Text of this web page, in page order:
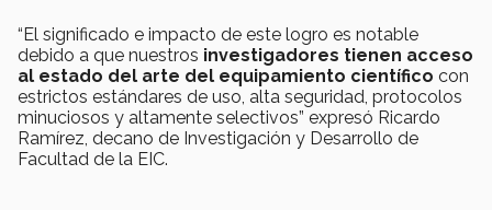
“El significado e impacto de este logro es notable
debido a que nuestros investigadores tienen acceso
al estado del arte del equipamiento científico con
estrictos estándares de uso, alta seguridad, protocolos
minuciosos y altamente selectivos” expresó Ricardo
Ramírez, decano de Investigación y Desarrollo de
Facultad de la EIC.